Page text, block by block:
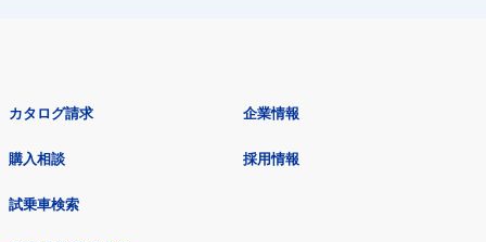
カタログ請求
購入相談
試乗車検索
企業情報
採用情報